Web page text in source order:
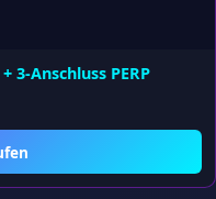
3-Anschluss PERP